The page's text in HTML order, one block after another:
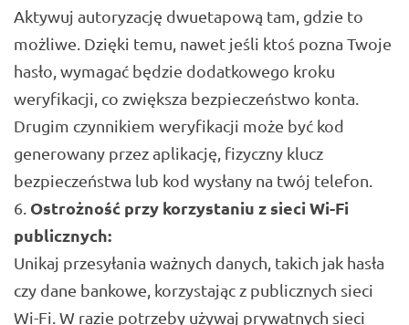
Aktywuj autoryzację dwuetapową tam, gdzie to
możliwe. Dzięki temu, nawet jeśli ktoś pozna Twoje
hasło, wymagać będzie dodatkowego kroku
weryfikacji, co zwiększa bezpieczeństwo konta.
Drugim czynnikiem weryfikacji może być kod
generowany przez aplikację, fizyczny klucz
bezpieczeństwa lub kod wysłany na twój telefon.
Ostrożność przy korzystaniu z sieci Wi-Fi
publicznych:
Unikaj przesyłania ważnych danych, takich jak hasła
czy dane bankowe, korzystając z publicznych sieci
Wi-Fi. W razie potrzeby używaj prywatnych sieci